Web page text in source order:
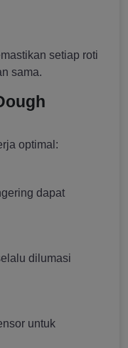
setiap roti
sama.
optimal:
dapat
dilumasi
untuk